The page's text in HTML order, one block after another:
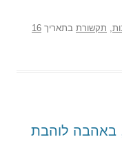
תקשורת בתאריך 16
באהבה לוהבת